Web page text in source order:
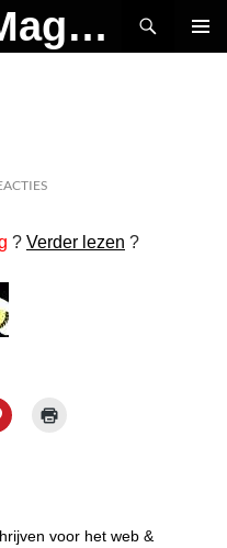
MAD Media Magazine
? Verder lezen ?
voor het web &